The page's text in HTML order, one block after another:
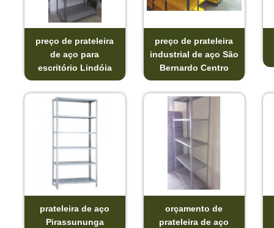
preço de prateleira
de aço para
escritório Lindóia
preço de prateleira
industrial de aço São
Bernardo Centro
prateleira de aço
Pirassununga
orçamento de
prateleira de aço